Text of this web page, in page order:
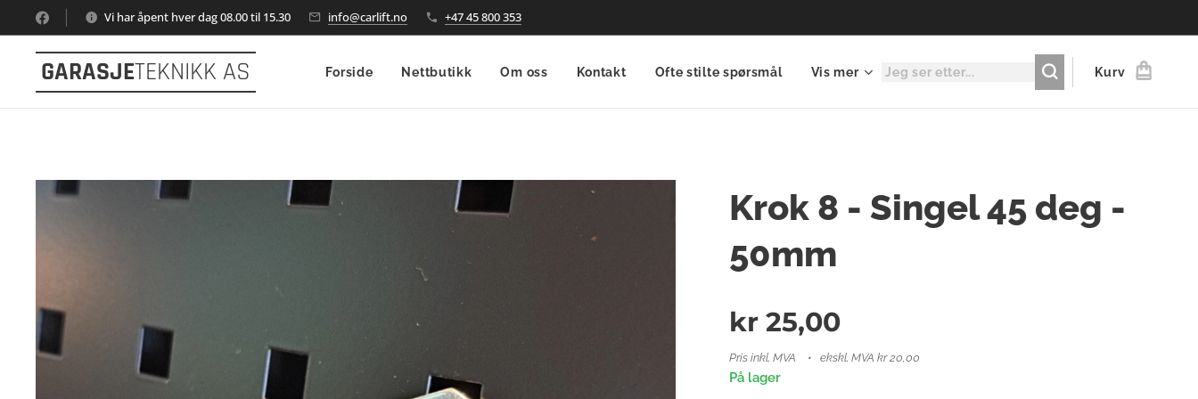
Vi har åpent hver dag 08.00 til 15.30 info@carlift.no +47 45 800 353
GARASJETEKNIKK AS Forside Nettbutikk Om oss Kontakt Ofte stilte spørsmål Vis mer Kurv
Krok 8 - Singel 45 deg -
50mm
kr25,00
Pris inkl. MVA ekskl. MVA kr 20,00
På lager